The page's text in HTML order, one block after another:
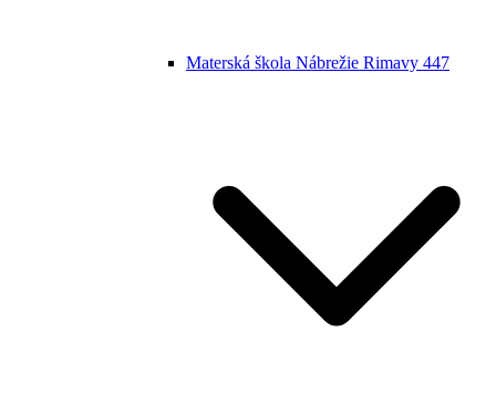
Materská škola Nábrežie Rimavy 447